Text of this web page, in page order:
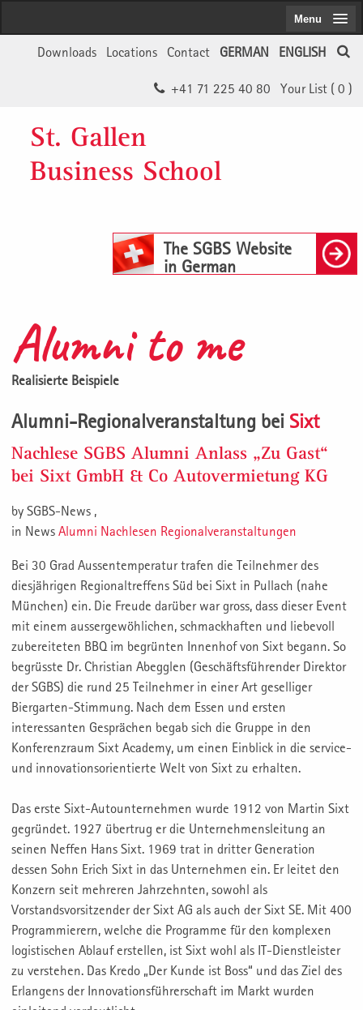
ENGLISH
GERMAN
Contact
Locations
Downloads
Your List ( 0 )
+41 71 225 40 80
St. Gallen
Business School
The SGBS Website
in German
Menu
Alumni to me
Realisierte Beispiele
Alumni-Regionalveranstaltung bei Sixt
Nachlese SGBS Alumni Anlass „Zu Gast“
bei Sixt GmbH & Co Autovermietung KG
by SGBS-News ,
in News Alumni Nachlesen Regionalveranstaltungen
Bei 30 Grad Aussentemperatur trafen die Teilnehmer des
diesjährigen Regionaltreffens Süd bei Sixt in Pullach (nahe
München) ein. Die Freude darüber war gross, dass dieser Event
mit einem aussergewöhlichen, schmackhaften und liebevoll
zubereiteten BBQ im begrünten Innenhof von Sixt begann. So
begrüsste Dr. Christian Abegglen (Geschäftsführender Direktor
der SGBS) die rund 25 Teilnehmer in einer Art geselliger
Biergarten-Stimmung. Nach dem Essen und ersten
interessanten Gesprächen begab sich die Gruppe in den
Konferenzraum Sixt Academy, um einen Einblick in die service-
und innovationsorientierte Welt von Sixt zu erhalten.
Das erste Sixt-Autounternehmen wurde 1912 von Martin Sixt
gegründet. 1927 übertrug er die Unternehmensleitung an
seinen Neffen Hans Sixt. 1969 trat in dritter Generation
dessen Sohn Erich Sixt in das Unternehmen ein. Er leitet den
Konzern seit mehreren Jahrzehnten, sowohl als
Vorstandsvorsitzender der Sixt AG als auch der Sixt SE. Mit 400
Programmierern, welche die Programme für den komplexen
logistischen Ablauf erstellen, ist Sixt wohl als IT-Dienstleister
zu verstehen. Das Kredo „Der Kunde ist Boss“ und das Ziel des
Erlangens der Innovationsführerschaft im Markt wurden